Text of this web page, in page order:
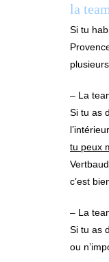
la
Si tu
– La
Si tu as
tu peux
c’est
– La
Si tu as
ou